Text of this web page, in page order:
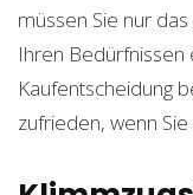
müssen Sie nur
Ihren
Kaufentscheidung
zufrieden, wenn Sie